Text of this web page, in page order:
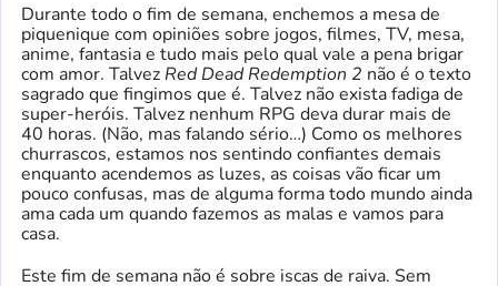
Durante todo o fim de semana, enchemos a mesa de
piquenique com opiniões sobre jogos, filmes, TV, mesa,
anime, fantasia e tudo mais pelo qual vale a pena brigar
com amor. Talvez Red Dead Redemption 2 não é o texto
sagrado que fingimos que é. Talvez não exista fadiga de
super-heróis. Talvez nenhum RPG deva durar mais de
40 horas. (Não, mas falando sério…) Como os melhores
churrascos, estamos nos sentindo confiantes demais
enquanto acendemos as luzes, as coisas vão ficar um
pouco confusas, mas de alguma forma todo mundo ainda
ama cada um quando fazemos as malas e vamos para
casa.
Este fim de semana não é sobre iscas de raiva. Sem